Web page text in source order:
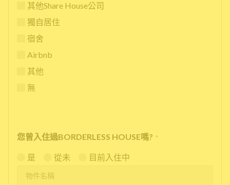
其他Share House公司
獨自居住
宿舍
Airbnb
其他
無
您曾入住過BORDERLESS HOUSE嗎? *
是 從未 目前入住中